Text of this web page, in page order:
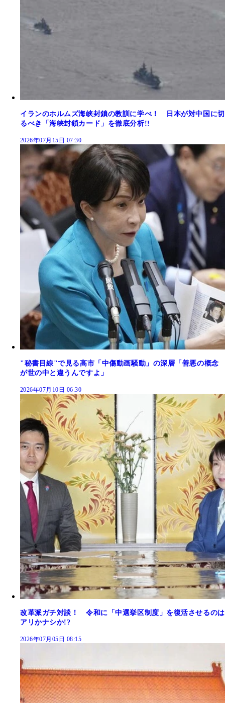
イランのホルムズ海峡封鎖の教訓に学べ！ 日本が対中国に切
るべき「海峡封鎖カード」を徹底分析!!
2026年07月15日 07:30
"秘書目線"で見る高市「中傷動画騒動」の深層「善悪の概念
が世の中と違うんですよ」
2026年07月10日 06:30
改革派ガチ対談！ 令和に「中選挙区制度」を復活させるのは
アリかナシか!?
2026年07月05日 08:15